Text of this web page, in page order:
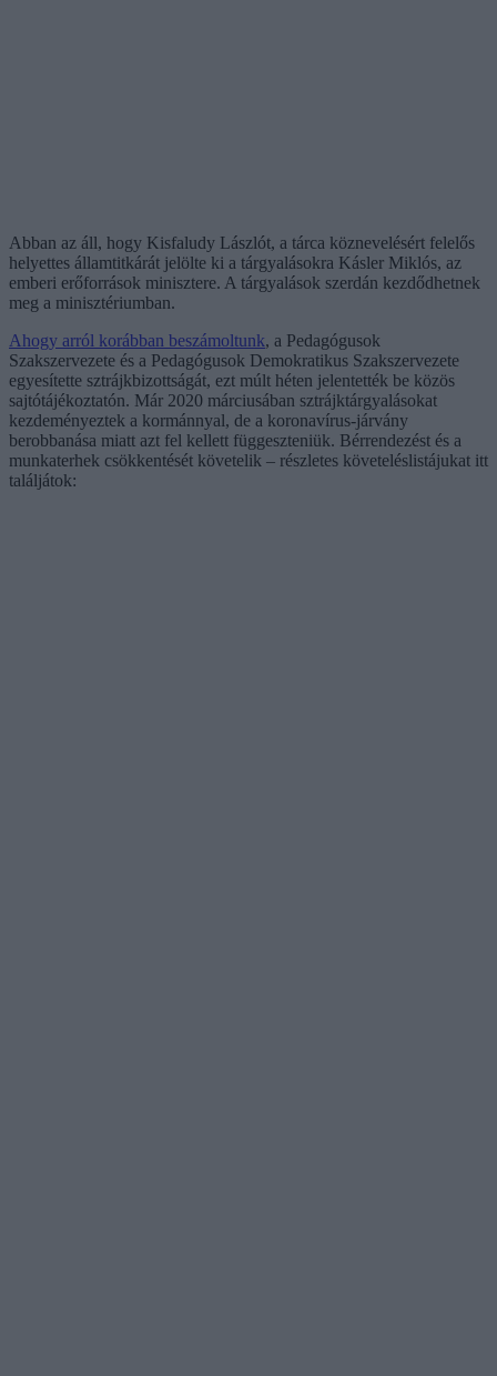
Abban az áll, hogy Kisfaludy Lászlót, a tárca köznevelésért felelős
helyettes államtitkárát jelölte ki a tárgyalásokra Kásler Miklós, az
emberi erőforrások minisztere. A tárgyalások szerdán kezdődhetnek
meg a minisztériumban.
Ahogy arról korábban beszámoltunk, a Pedagógusok
Szakszervezete és a Pedagógusok Demokratikus Szakszervezete
egyesítette sztrájkbizottságát, ezt múlt héten jelentették be közös
sajtótájékoztatón. Már 2020 márciusában sztrájktárgyalásokat
kezdeményeztek a kormánnyal, de a koronavírus-járvány
berobbanása miatt azt fel kellett függeszteniük. Bérrendezést és a
munkaterhek csökkentését követelik – részletes követeléslistájukat itt
találjátok: